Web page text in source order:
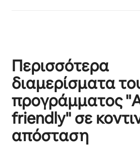
Περισσότερα
διαμερίσματα
προγράμματος
friendly" σε
απόσταση